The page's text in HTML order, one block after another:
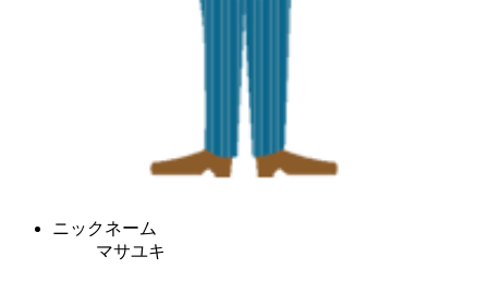
ニックネーム
マサユキ